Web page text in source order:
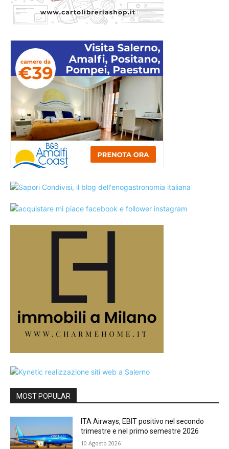
MOST POPULAR
ITA Airways, EBIT positivo nel secondo
trimestre e nel primo semestre 2026
10 Agosto 2026